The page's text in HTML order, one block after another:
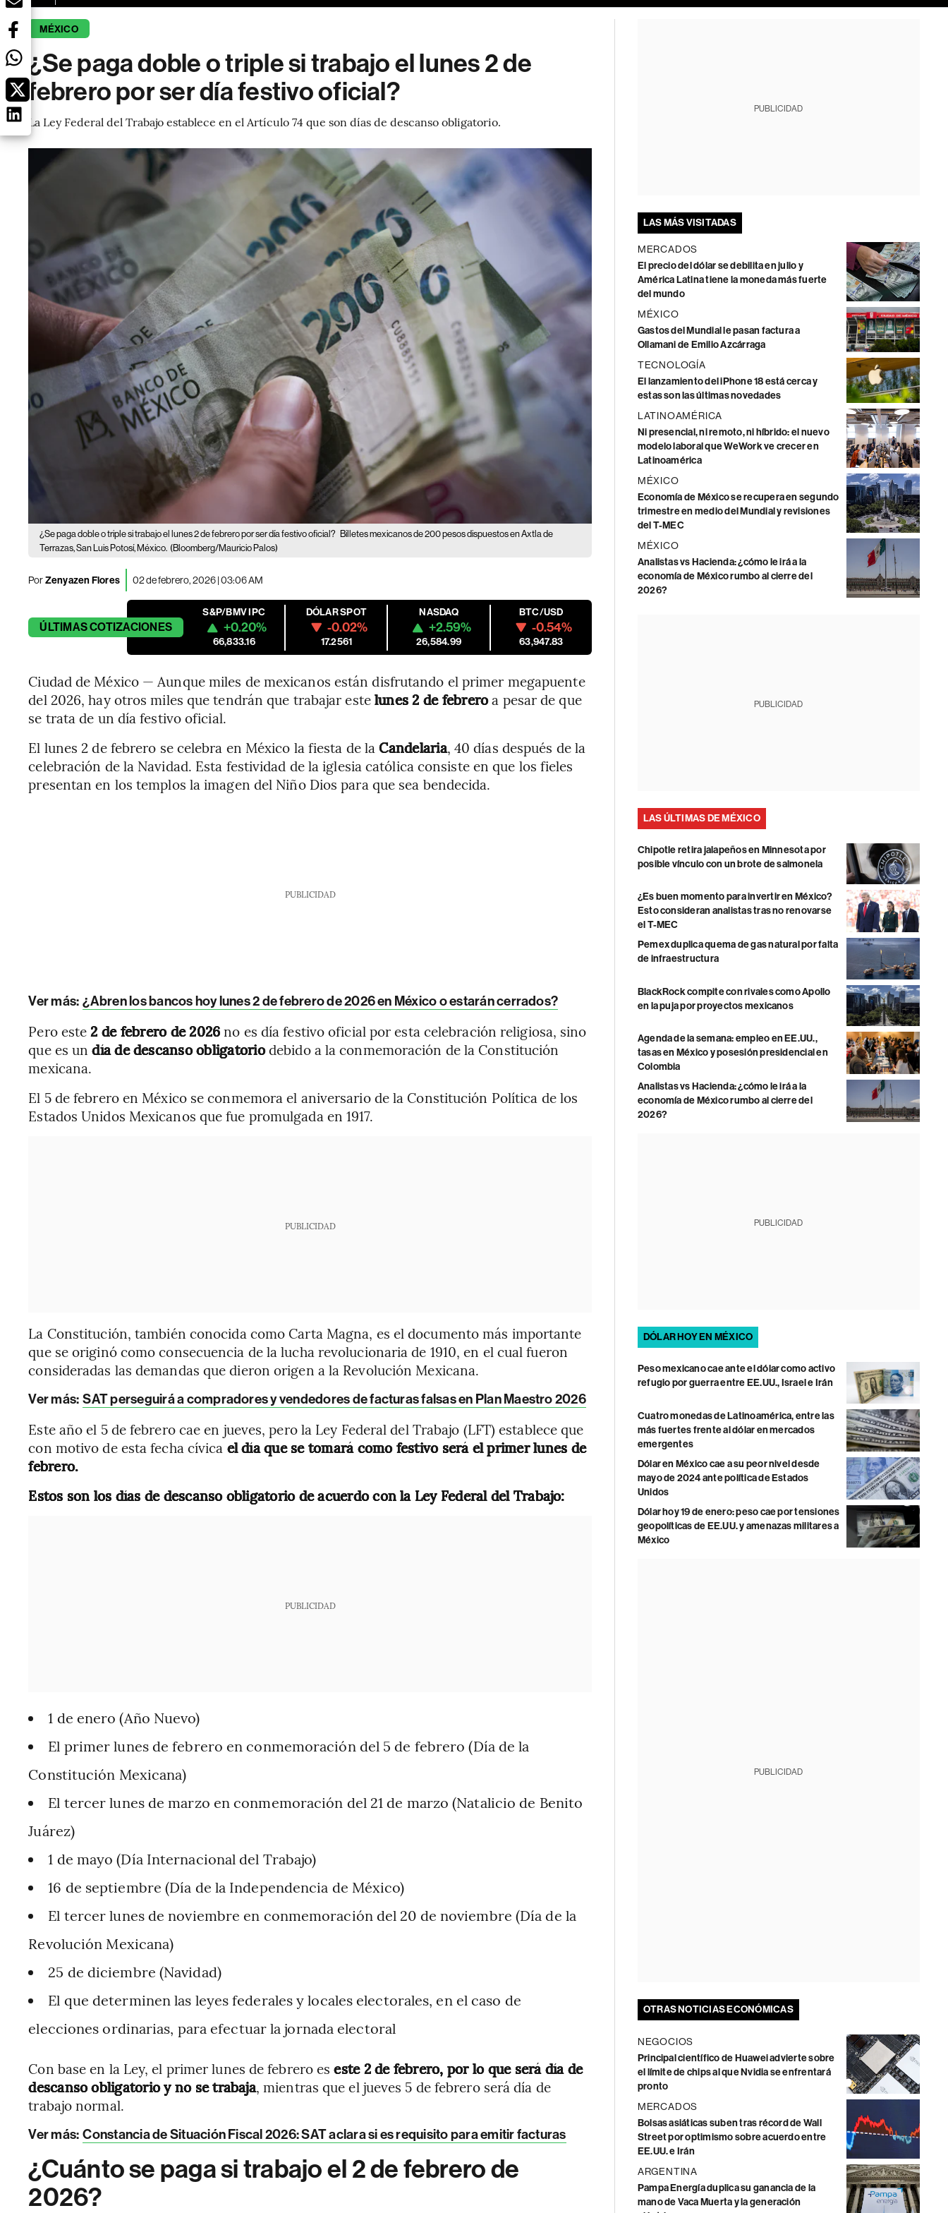
MÉXICO
¿Se paga doble o triple si trabajo el lunes 2 de
febrero por ser día festivo oficial?
La Ley Federal del Trabajo establece en el Artículo 74 que son días de descanso obligatorio.
¿Se paga doble o triple si trabajo el lunes 2 de febrero por ser día festivo oficial? Billetes mexicanos de 200 pesos dispuestos en Axtla de
Terrazas, San Luis Potosí, México. (Bloomberg/Mauricio Palos)
PorZenyazen Flores 02 de febrero, 2026 | 03:06 AM
ÚLTIMASCOTIZACIONES
S&P/BMV IPC
+0.20%
66,833.16
DÓLAR SPOT
-0.02%
17.2561
NASDAQ
+2.59%
26,584.99
BTC/USD
-0.54%
63,947.83
Ciudad de México — Aunque miles de mexicanos están disfrutando el primer megapuente
del 2026, hay otros miles que tendrán que trabajar estelunes 2 de febreroa pesar de que
se trata de un día festivo oficial.
El lunes 2 de febrero se celebra en México la fiesta de la Candelaria, 40 días después de la
celebración de la Navidad. Esta festividad de la iglesia católica consiste en que los fieles
presentan en los templos la imagen del Niño Dios para que sea bendecida.
PUBLICIDAD
Ver más: ¿Abren los bancos hoy lunes 2 de febrero de 2026 en México o estarán cerrados?
Pero este 2 de febrero de 2026no es día festivo oficial por esta celebración religiosa, sino
que es undía de descanso obligatoriodebido a la conmemoración de la Constitución
mexicana.
El 5 de febrero en México se conmemora el aniversario de la Constitución Política de los
Estados Unidos Mexicanos que fue promulgada en 1917.
PUBLICIDAD
La Constitución, también conocida como Carta Magna, es el documento más importante
que se originó como consecuencia de la lucha revolucionaria de 1910, en el cual fueron
consideradas las demandas que dieron origen a la Revolución Mexicana.
Ver más: SAT perseguirá a compradores y vendedores de facturas falsas en Plan Maestro 2026
Este año el 5 de febrero cae en jueves, pero la Ley Federal del Trabajo (LFT) establece que
con motivo de esta fecha cívica el día que se tomará como festivo será el primer lunes de
febrero.
Estos son los días de descanso obligatorio de acuerdo con la Ley Federal del Trabajo:
PUBLICIDAD
1 de enero (Año Nuevo)
El primer lunes de febrero en conmemoración del 5 de febrero (Día de la
Constitución Mexicana)
El tercer lunes de marzo en conmemoración del 21 de marzo (Natalicio de Benito
Juárez)
1 de mayo (Día Internacional del Trabajo)
16 de septiembre (Día de la Independencia de México)
El tercer lunes de noviembre en conmemoración del 20 de noviembre (Día de la
Revolución Mexicana)
25 de diciembre (Navidad)
El que determinen las leyes federales y locales electorales, en el caso de
elecciones ordinarias, para efectuar la jornada electoral
Con base en la Ley, el primer lunes de febrero eseste 2 de febrero, por lo que será día de
descanso obligatorio y no se trabaja, mientras que el jueves 5 de febrero será día de
trabajo normal.
Ver más: Constancia de Situación Fiscal 2026: SAT aclara si es requisito para emitir facturas
¿Cuánto se paga si trabajo el 2 de febrero de
2026?
PUBLICIDAD
LAS MÁS VISITADAS
MERCADOS
El precio del dólar se debilita en julio y
América Latina tiene la moneda más fuerte
del mundo
MÉXICO
Gastos del Mundial le pasan factura a
Ollamani de Emilio Azcárraga
TECNOLOGÍA
El lanzamiento del iPhone 18 está cerca y
estas son las últimas novedades
LATINOAMÉRICA
Ni presencial, ni remoto, ni híbrido: el nuevo
modelo laboral que WeWork ve crecer en
Latinoamérica
MÉXICO
Economía de México se recupera en segundo
trimestre en medio del Mundial y revisiones
del T-MEC
MÉXICO
Analistas vs Hacienda: ¿cómo le irá a la
economía de México rumbo al cierre del
2026?
PUBLICIDAD
LAS ÚLTIMAS DE MÉXICO
Chipotle retira jalapeños en Minnesota por
posible vínculo con un brote de salmonela
¿Es buen momento para invertir en México?
Esto consideran analistas tras no renovarse
el T-MEC
Pemex duplica quema de gas natural por falta
de infraestructura
BlackRock compite con rivales como Apollo
en la puja por proyectos mexicanos
Agenda de la semana: empleo en EE.UU.,
tasas en México y posesión presidencial en
Colombia
Analistas vs Hacienda: ¿cómo le irá a la
economía de México rumbo al cierre del
2026?
PUBLICIDAD
DÓLAR HOY EN MÉXICO
Peso mexicano cae ante el dólar como activo
refugio por guerra entre EE.UU., Israel e Irán
Cuatro monedas de Latinoamérica, entre las
más fuertes frente al dólar en mercados
emergentes
Dólar en México cae a su peor nivel desde
mayo de 2024 ante política de Estados
Unidos
Dólar hoy 19 de enero: peso cae por tensiones
geopolíticas de EE.UU. y amenazas militares a
México
PUBLICIDAD
OTRAS NOTICIAS ECONÓMICAS
NEGOCIOS
Principal científico de Huawei advierte sobre
el límite de chips al que Nvidia se enfrentará
pronto
MERCADOS
Bolsas asiáticas suben tras récord de Wall
Street por optimismo sobre acuerdo entre
EE.UU. e Irán
ARGENTINA
Pampa Energía duplica su ganancia de la
mano de Vaca Muerta y la generación